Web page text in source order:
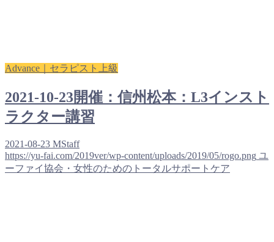
Advance｜セラピスト上級
2021-10-23開催：信州松本：L3インスト
ラクター講習
2021-08-23 MStaff
https://yu-fai.com/2019ver/wp-content/uploads/2019/05/rogo.png ユ
ーファイ協会・女性のためのトータルサポートケア